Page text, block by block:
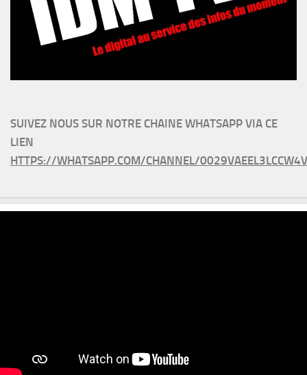
SUIVEZ NOUS SUR NOTRE CHAINE WHATSAPP VIA CE
LIEN
HTTPS://WHATSAPP.COM/CHANNEL/